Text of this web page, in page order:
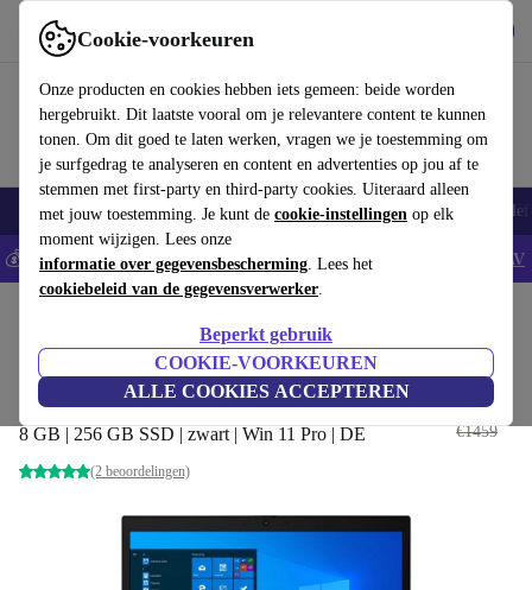
Cookie-voorkeuren
Onze producten en cookies hebben iets gemeen: beide worden
hergebruikt. Dit laatste vooral om je relevantere content te kunnen
tonen. Om dit goed te laten werken, vragen we je toestemming om
je surfgedrag te analyseren en content en advertenties op jou af te
stemmen met first-party en third-party cookies. Uiteraard alleen
met jouw toestemming. Je kunt de cookie-instellingen op elk
moment wijzigen. Lees onze
informatie over gegevensbescherming. Lees het
cookiebeleid van de gegevensverwerker.
Beperkt gebruik
COOKIE-VOORKEUREN
ALLE COOKIES ACCEPTEREN
Gebruik refurbed snel en eenvoudig
Smartphones Laptops Tablets Smartwatches Accessoires
💰Bespaar 5% EXTRA op alle iPhones - Code: IPHONEDEAL - AV
Lenovo ThinkPad L14 G1 | i5-
10310U | 14-inch
8 GB | 256 GB SSD | zwart | Win 11 Pro | DE
(2 beoordelingen)
€279
€1459